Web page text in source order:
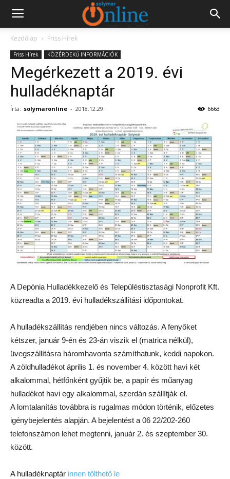
Kezdőlap Friss Hírek
Friss Hírek KÖZÉRDEKŰ INFORMÁCIÓK
Megérkezett a 2019. évi
hulladéknaptár
Írta: solymaronline - 2018.12.29. 6663
A Depónia Hulladékkezelő és Településtisztasági Nonprofit Kft.
közreadta a 2019. évi hulladékszállítási időpontokat.
A hulladékszállítás rendjében nincs változás. A fenyőket
kétszer, január 9-én és 23-án viszik el (matrica nélkül),
üvegszállításra háromhavonta számíthatunk, keddi napokon.
A zöldhulladékot április 1. és november 4. között havi két
alkalommal, hétfőnként gyűjtik be, a papír és műanyag
hulladékot havi egy alkalommal, szerdán szállítják el.
A lomtalanítás továbbra is rugalmas módon történik, előzetes
igénybejelentés alapján. A bejelentést a 06 22/202-260
telefonszámon lehet megtenni, január 2. és szeptember 30.
között.
A hulladéknaptár innen tölthető le